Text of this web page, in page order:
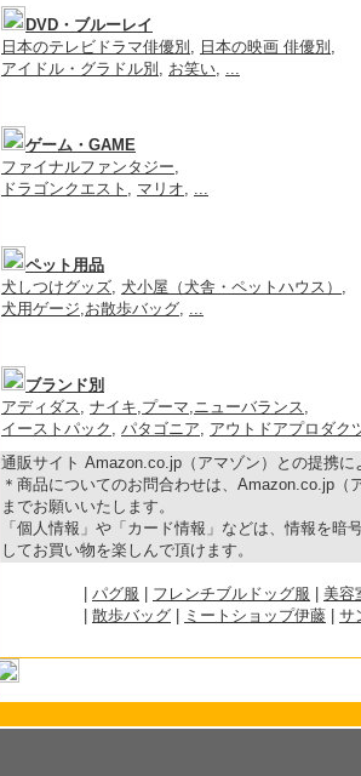
DVD・ブルーレイ
日本のテレビドラマ俳優別 , 日本の映画 俳優別 ,
アイドル・グラドル別 , お笑い, ...
ゲーム・GAME
ファイナルファンタジー,
ドラゴンクエスト , マリオ, ...
ペット用品
犬しつけグッズ, 犬小屋（犬舎・ペットハウス） ,
犬用ゲージ,お散歩バッグ, ...
ブランド別
アディダス, ナイキ,プーマ,ニューバランス,
イーストパック , パタゴニア, アウトドアプロダク
通販サイト Amazon.co.jp（アマゾン）との提携に
＊商品についてのお問合わせは、Amazon.co.jp
までお願いいたします。
「個人情報」や「カード情報」などは、情報を
してお買い物を楽しんで頂けます。
パグ服 フレンチブルドッグ服
美容
散歩バッグ ミートショップ伊藤 サ